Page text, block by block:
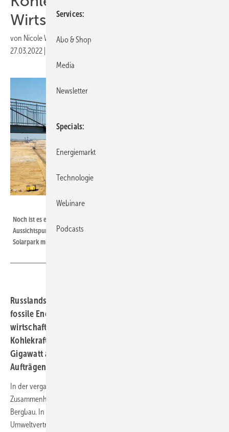
Wirtschaft
von Nicole Weinhold
27.03.2022
Noch ist es ein Blick in die Abgründe der alten Energiewirtschaft: Von
Aussichtspunkt am Tagebau Garzweiler wird ab 2023 aber auch ein großer
Solarpark mit Speicher zu sehen sein.
Russlands Krieg in der Ukraine treibt die Preise für
fossile Energie und bremst sie. China baut wegen
wirtschaftlicher Einbußen durch Corona verstärkt
Kohlekraft, aber der Neubau ist weltweit rückläufig. 27
Gigawatt an Abschaltungen stehen 25 Gigawatt an neuen
Aufträgen gegenüber.
In der vergangenen Monaten gab es zwei wichtige juristische Siege im
Zusammenhang mit der Verschmutzung durch Kohlekraftwerke und
Bergbau. In der Türkei hat ein Gericht die
Umweltverträglichkeitsprüfung für eine geplante Erweiterung des
Services
Abo & Shop
Media
Newsletter
Specials
Energiemarkt
Technologie
Webinare
Podcasts